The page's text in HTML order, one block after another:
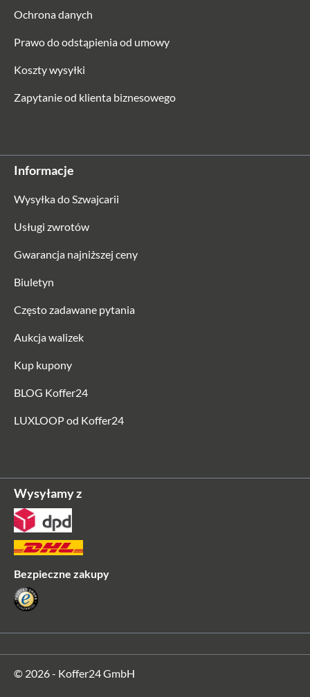
Ochrona danych
Prawo do odstąpienia od umowy
Koszty wysyłki
Zapytanie od klienta biznesowego
Informacje
Wysyłka do Szwajcarii
Usługi zwrotów
Gwarancja najniższej ceny
Biuletyn
Często zadawane pytania
Aukcja walizek
Kup kupony
BLOG Koffer24
LUXLOOP od Koffer24
Wysyłamy z
Bezpieczne zakupy
© 2026 - Koffer24 GmbH